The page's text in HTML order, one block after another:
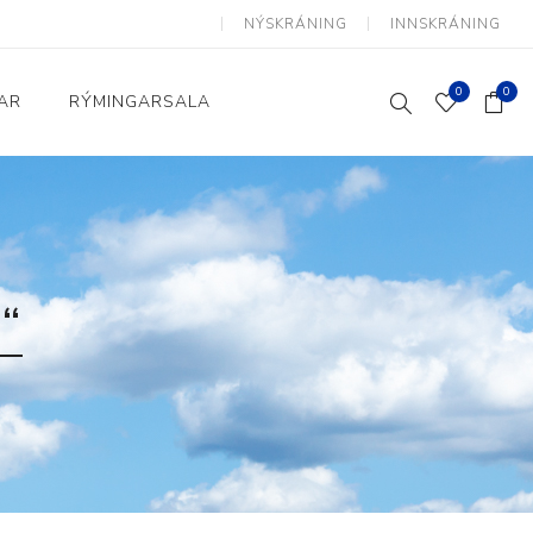
NÝSKRÁNING INNSKRÁNING
Heimili og skrifstofa
Baðherbergi
Eldhús
Lyftihægindastólar
Stólar og vinnuvernd
Athafnir daglegs lífs
RÝMINGARSALA 0 0